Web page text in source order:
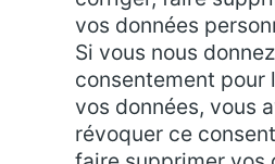
vos données
Si vous nous
consentement pour
vos données, vous
révoquer ce